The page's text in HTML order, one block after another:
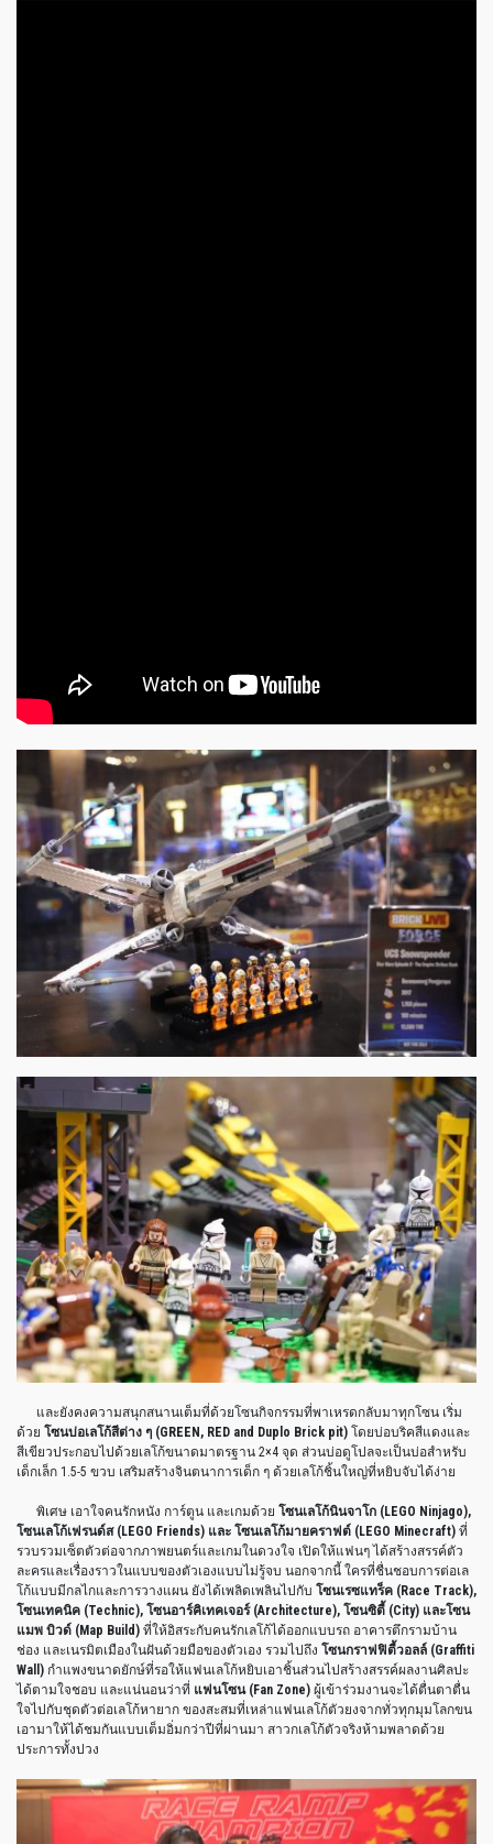
และยังคงความสนุกสนานเต็มที่ด้วยโซนกิจกรรมที่พาเหรดกลับมาทุกโซน เริ่ม
ด้วย โซนบ่อเลโก้สีต่าง ๆ (GREEN, RED and Duplo Brick pit) โดยบ่อบริคสีแดงและ
สีเขียวประกอบไปด้วยเลโก้ขนาดมาตรฐาน 2×4 จุด ส่วนบ่อดูโปลจะเป็นบ่อสำหรับ
เด็กเล็ก 1.5-5 ขวบ เสริมสร้างจินตนาการเด็ก ๆ ด้วยเลโก้ชิ้นใหญ่ที่หยิบจับได้ง่าย
พิเศษ เอาใจคนรักหนัง การ์ตูน และเกมด้วย โซนเลโก้นินจาโก (LEGO Ninjago),
โซนเลโก้เฟรนด์ส (LEGO Friends) และ โซนเลโก้มายคราฟต์ (LEGO Minecraft) ที่
รวบรวมเซ็ตตัวต่อจากภาพยนตร์และเกมในดวงใจ เปิดให้แฟนๆ ได้สร้างสรรค์ตัว
ละครและเรื่องราวในแบบของตัวเองแบบไม่รู้จบ นอกจากนี้ ใครที่ชื่นชอบการต่อเล
โก้แบบมีกลไกและการวางแผน ยังได้เพลิดเพลินไปกับ โซนเรซแทร็ค (Race Track),
โซนเทคนิค (Technic), โซนอาร์คิเทคเจอร์ (Architecture), โซนซิตี้ (City) และโซน
แมพ บิวด์ (Map Build) ที่ให้อิสระกับคนรักเลโก้ได้ออกแบบรถ อาคารตึกรามบ้าน
ช่อง และเนรมิตเมืองในฝันด้วยมือของตัวเอง รวมไปถึง โซนกราฟฟิตี้วอลล์ (Graffiti
Wall) กำแพงขนาดยักษ์ที่รอให้แฟนเลโก้หยิบเอาชิ้นส่วนไปสร้างสรรค์ผลงานศิลปะ
ได้ตามใจชอบ และแน่นอนว่าที่ แฟนโซน (Fan Zone) ผู้เข้าร่วมงานจะได้ตื่นตาตื่น
ใจไปกับชุดตัวต่อเลโก้หายาก ของสะสมที่เหล่าแฟนเลโก้ตัวยงจากทั่วทุกมุมโลกขน
เอามาให้ได้ชมกันแบบเต็มอิ่มกว่าปีที่ผ่านมา สาวกเลโก้ตัวจริงห้ามพลาดด้วย
ประการทั้งปวง